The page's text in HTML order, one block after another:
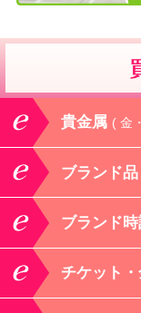
貴金属 ( 金
ブランド品
ブランド
チケット